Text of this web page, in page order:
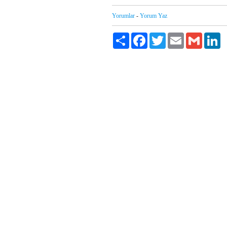
Yorumlar - Yorum Yaz
Paylaş FacebookTwitter Email Gmail